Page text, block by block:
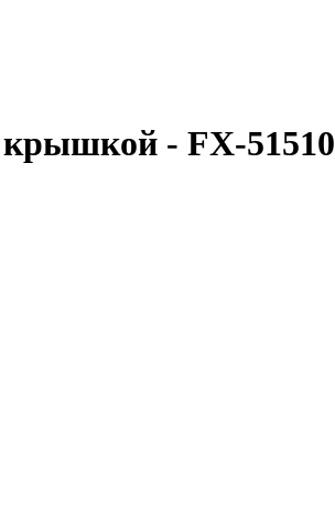
крышкой - FX-51510